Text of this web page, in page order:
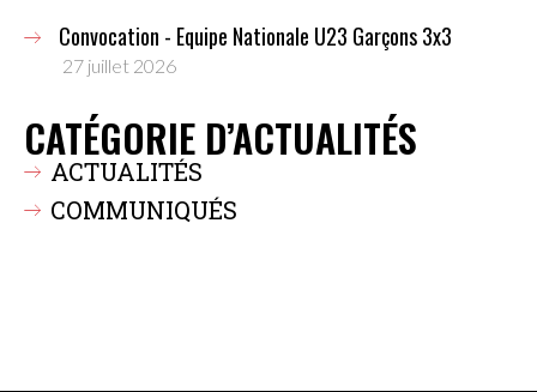
Convocation - Equipe Nationale U23 Garçons 3x3
27 juillet 2026
CATÉGORIE D’ACTUALITÉS
ACTUALITÉS
COMMUNIQUÉS